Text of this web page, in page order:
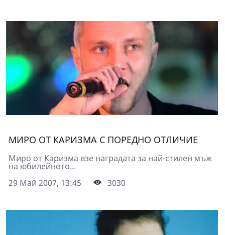
МИРО ОТ КАРИЗМА С ПОРЕДНО ОТЛИЧИЕ
Миро от Каризма взе наградата за най-стилен мъж
на юбилейното...
29 Май 2007, 13:45
3030